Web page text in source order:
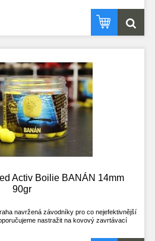
však odvislá na aktuálních okolnostech. V
je delší, naopak při vysoké aktivitě ryb a teplé
pokud je po vytažení z vody ještě dostatečně
uloveni i 4 kapři.
součástí zásoby nástrah všech, co si
mnoho času. Vyzkoušejte nástrahy, které
jen uzavřený okruh rybářů!
v té nejchladnější vodě
po vhození do vody
nástraha pro lov na závodech
vyberete tu zprávnou pro vaši vodu
Method feeder
Activ Boilie BANÁN 14mm
90gr
navržená závodníky pro co nejefektivnější
nastražit na kovový zavrtávací